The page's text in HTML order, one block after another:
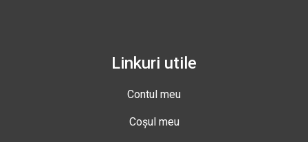
Linkuri utile
Contul meu
Coșul meu